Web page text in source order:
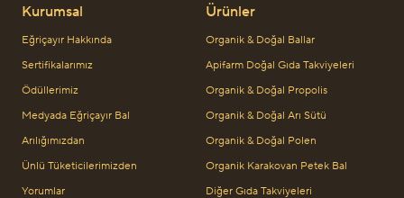
Kurumsal
Eğriçayır Hakkında
Sertifikalarımız
Ödüllerimiz
Medyada Eğriçayır Bal
Arılığımızdan
Ünlü Tüketicilerimizden
Yorumlar
Ürünler
Organik & Doğal Ballar
Apifarm Doğal Gıda Takviyeleri
Organik & Doğal Propolis
Organik & Doğal Arı Sütü
Organik & Doğal Polen
Organik Karakovan Petek Bal
Diğer Gıda Takviyeleri